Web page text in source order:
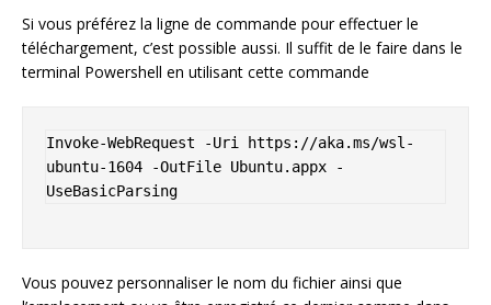
Si vous préférez la ligne de commande pour effectuer le
téléchargement, c’est possible aussi. Il suffit de le faire dans le
terminal Powershell en utilisant cette commande
Invoke-WebRequest -Uri https://aka.ms/wsl-
ubuntu-1604 -OutFile Ubuntu.appx -
UseBasicParsing
Vous pouvez personnaliser le nom du fichier ainsi que